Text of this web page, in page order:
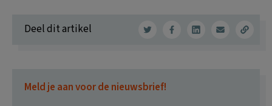
Deel dit artikel
Meld je aan voor de nieuwsbrief!